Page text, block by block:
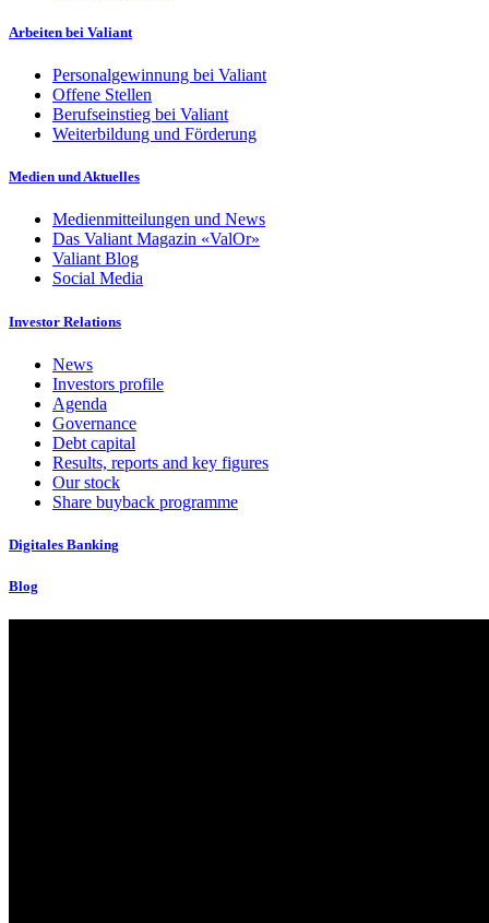
Arbeiten bei Valiant
Personalgewinnung bei Valiant
Offene Stellen
Berufseinstieg bei Valiant
Weiterbildung und Förderung
Medien und Aktuelles
Medienmitteilungen und News
Das Valiant Magazin «ValOr»
Valiant Blog
Social Media
Investor Relations
News
Investors profile
Agenda
Governance
Debt capital
Results, reports and key figures
Our stock
Share buyback programme
Digitales Banking
Blog